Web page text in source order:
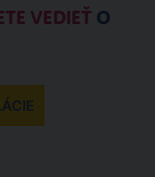
VEDIEŤ O